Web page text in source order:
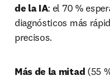
de la IA: el 70 %
diagnósticos más
precisos.
Más de la mitad (55